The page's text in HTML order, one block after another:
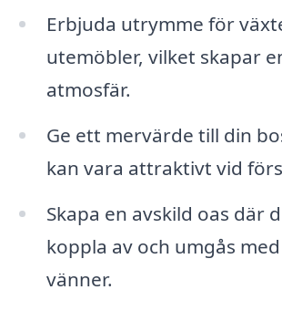
Erbjuda utrymme för
utemöbler, vilket skapar
atmosfär.
Ge ett mervärde till din
kan vara attraktivt vid
Skapa en avskild oas där
koppla av och umgås
vänner.